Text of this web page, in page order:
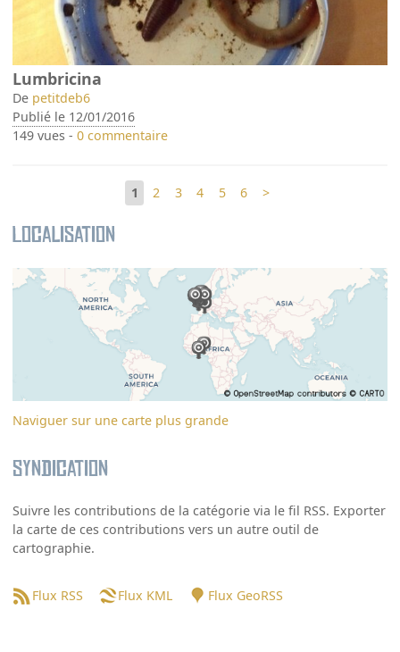
Lumbricina
De petitdeb6
Publié le 12/01/2016
149 vues -0 commentaire
1 2 3 4 5 6 >
Localisation
Naviguer sur une carte plus grande
Syndication
Suivre les contributions de la catégorie via le fil RSS. Exporter
la carte de ces contributions vers un autre outil de
cartographie.
Flux RSS Flux KML Flux GeoRSS